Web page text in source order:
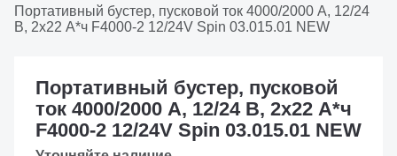
Портативный бустер, пусковой ток 4000/2000 А, 12/24
В, 2x22 А*ч F4000-2 12/24V Spin 03.015.01 NEW
Портативный бустер, пусковой
ток 4000/2000 А, 12/24 В, 2x22 А*ч
F4000-2 12/24V Spin 03.015.01 NEW